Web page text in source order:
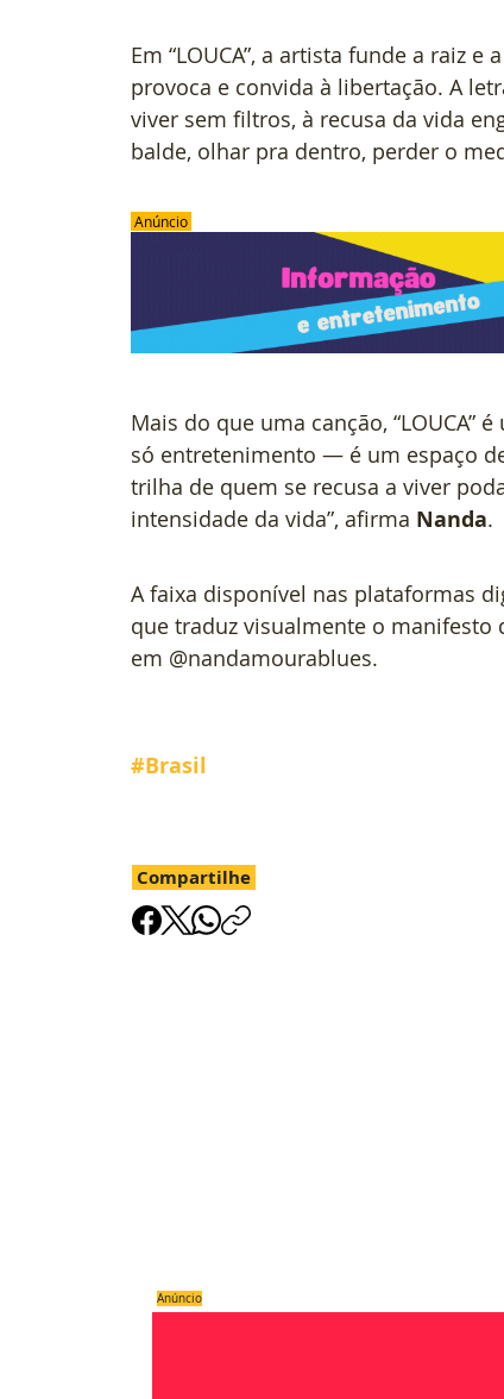
Em “LOUCA”, a artista funde a raiz
provoca e convida à libertação. A
viver sem filtros, à recusa da vida
balde, olhar pra dentro, perder o
Anúncio
Mais do que uma canção, “LOUCA”
só entretenimento — é um espaço
trilha de quem se recusa a viver
intensidade da vida”, afirma Nanda.
A faixa disponível nas plataformas
que traduz visualmente o manifesto
em @nandamourablues.
#Brasil
Compartilhe
Anúncio